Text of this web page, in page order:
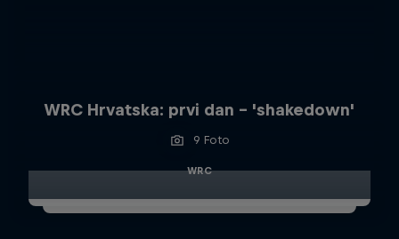
WRC Hrvatska: prvi dan - 'shakedown'
9 Foto
WRC